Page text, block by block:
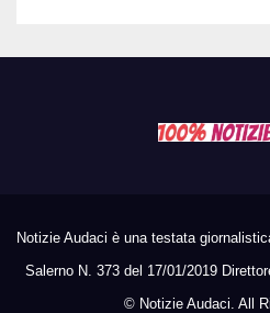
Notizie Audaci è una testata
Salerno N. 373 del 17/01/2019
© Notizie Audaci. All